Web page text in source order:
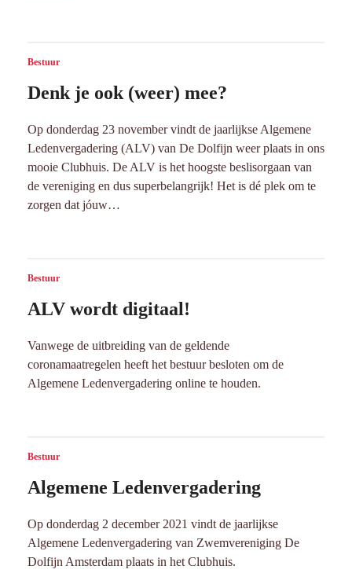
Bestuur
Denk je ook (weer) mee?
Op donderdag 23 november vindt de jaarlijkse Algemene
Ledenvergadering (ALV) van De Dolfijn weer plaats in ons
mooie Clubhuis. De ALV is het hoogste beslisorgaan van
de vereniging en dus superbelangrijk! Het is dé plek om te
zorgen dat jóuw…
Bestuur
ALV wordt digitaal!
Vanwege de uitbreiding van de geldende
coronamaatregelen heeft het bestuur besloten om de
Algemene Ledenvergadering online te houden.
Bestuur
Algemene Ledenvergadering
Op donderdag 2 december 2021 vindt de jaarlijkse
Algemene Ledenvergadering van Zwemvereniging De
Dolfijn Amsterdam plaats in het Clubhuis.